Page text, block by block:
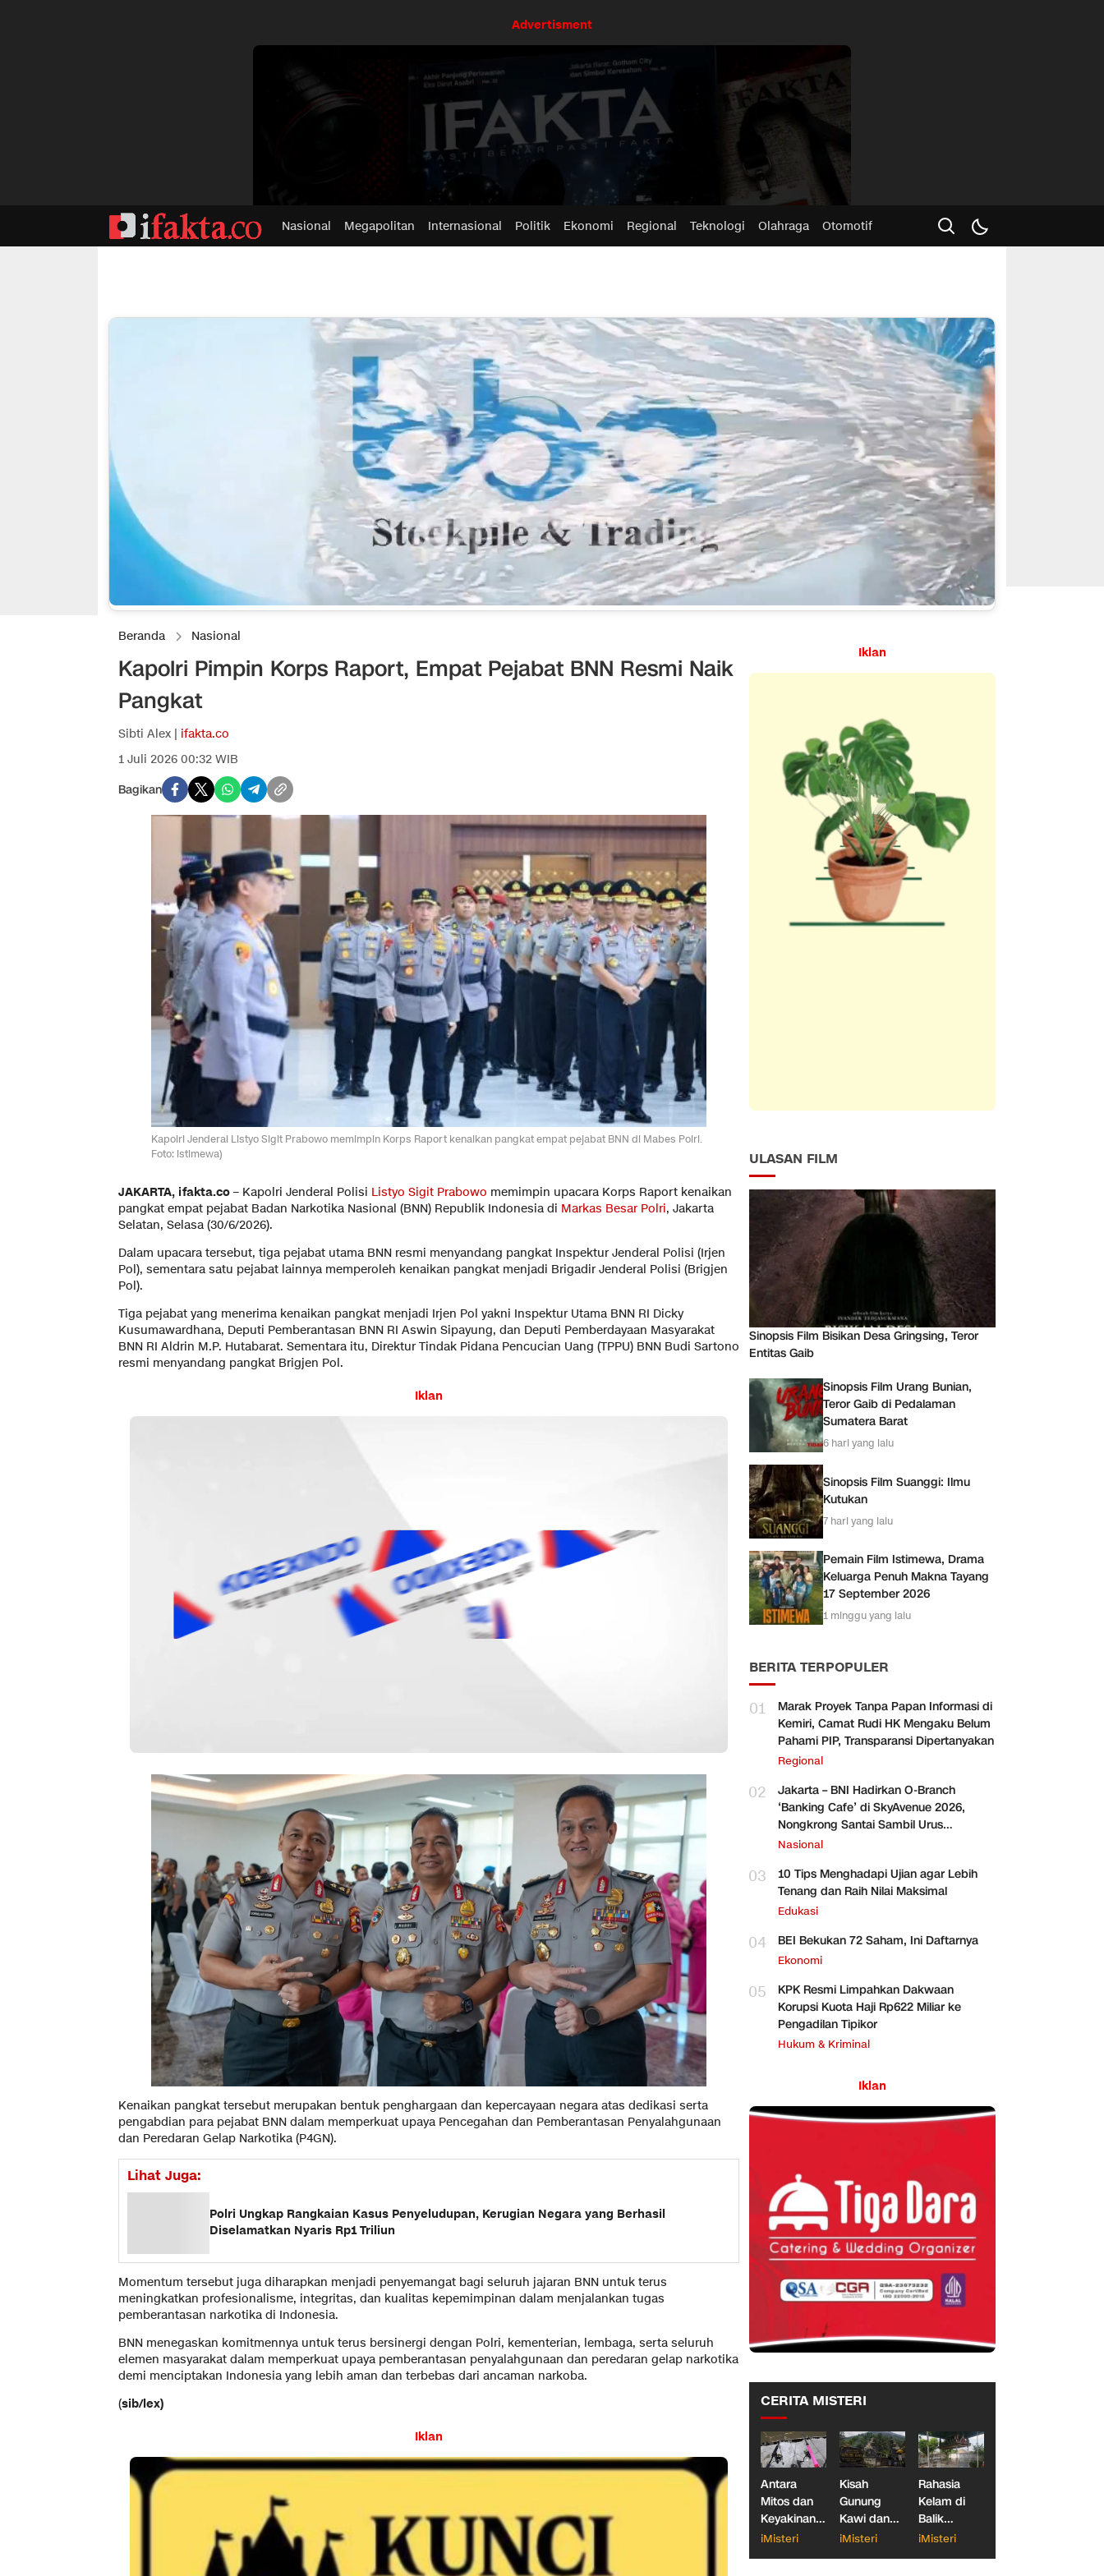
Advertisment
Nasional Megapolitan Internasional Politik Ekonomi Regional Teknologi Olahraga Otomotif
Beranda Nasional
Kapolri Pimpin Korps Raport, Empat Pejabat BNN Resmi Naik
Pangkat
Sibti Alex | ifakta.co
1 Juli 2026 00:32 WIB
Bagikan
Kapolri Jenderal Listyo Sigit Prabowo memimpin Korps Raport kenaikan pangkat empat pejabat BNN di Mabes Polri.
Foto: istimewa)
JAKARTA, ifakta.co – Kapolri Jenderal Polisi Listyo Sigit Prabowo memimpin upacara Korps Raport kenaikan
pangkat empat pejabat Badan Narkotika Nasional (BNN) Republik Indonesia di Markas Besar Polri, Jakarta
Selatan, Selasa (30/6/2026).
Dalam upacara tersebut, tiga pejabat utama BNN resmi menyandang pangkat Inspektur Jenderal Polisi (Irjen
Pol), sementara satu pejabat lainnya memperoleh kenaikan pangkat menjadi Brigadir Jenderal Polisi (Brigjen
Pol).
Tiga pejabat yang menerima kenaikan pangkat menjadi Irjen Pol yakni Inspektur Utama BNN RI Dicky
Kusumawardhana, Deputi Pemberantasan BNN RI Aswin Sipayung, dan Deputi Pemberdayaan Masyarakat
BNN RI Aldrin M.P. Hutabarat. Sementara itu, Direktur Tindak Pidana Pencucian Uang (TPPU) BNN Budi Sartono
resmi menyandang pangkat Brigjen Pol.
Iklan
Kenaikan pangkat tersebut merupakan bentuk penghargaan dan kepercayaan negara atas dedikasi serta
pengabdian para pejabat BNN dalam memperkuat upaya Pencegahan dan Pemberantasan Penyalahgunaan
dan Peredaran Gelap Narkotika (P4GN).
Lihat Juga:
Polri Ungkap Rangkaian Kasus Penyeludupan, Kerugian Negara yang Berhasil
Diselamatkan Nyaris Rp1 Triliun
Momentum tersebut juga diharapkan menjadi penyemangat bagi seluruh jajaran BNN untuk terus
meningkatkan profesionalisme, integritas, dan kualitas kepemimpinan dalam menjalankan tugas
pemberantasan narkotika di Indonesia.
BNN menegaskan komitmennya untuk terus bersinergi dengan Polri, kementerian, lembaga, serta seluruh
elemen masyarakat dalam memperkuat upaya pemberantasan penyalahgunaan dan peredaran gelap narkotika
demi menciptakan Indonesia yang lebih aman dan terbebas dari ancaman narkoba.
(sib/lex)
Iklan
Iklan
ULASAN FILM
Sinopsis Film Bisikan Desa Gringsing, Teror
Entitas Gaib
Sinopsis Film Urang Bunian,
Teror Gaib di Pedalaman
Sumatera Barat
6 hari yang lalu
Sinopsis Film Suanggi: Ilmu
Kutukan
7 hari yang lalu
Pemain Film Istimewa, Drama
Keluarga Penuh Makna Tayang
17 September 2026
1 minggu yang lalu
BERITA TERPOPULER
01
Marak Proyek Tanpa Papan Informasi di
Kemiri, Camat Rudi HK Mengaku Belum
Pahami PIP, Transparansi Dipertanyakan
Regional
02
Jakarta – BNI Hadirkan O-Branch
‘Banking Cafe’ di SkyAvenue 2026,
Nongkrong Santai Sambil Urus
Perbankan
Nasional
03
10 Tips Menghadapi Ujian agar Lebih
Tenang dan Raih Nilai Maksimal
Edukasi
04 BEI Bekukan 72 Saham, Ini Daftarnya
Ekonomi
05
KPK Resmi Limpahkan Dakwaan
Korupsi Kuota Haji Rp622 Miliar ke
Pengadilan Tipikor
Hukum & Kriminal
Iklan
CERITA MISTERI
Antara
Mitos dan
Keyakinan,
Ketika
iMisteri
Kisah
Gunung
Kawi dan
Dua
iMisteri
Rahasia
Kelam di
Balik
Makam
iMisteri